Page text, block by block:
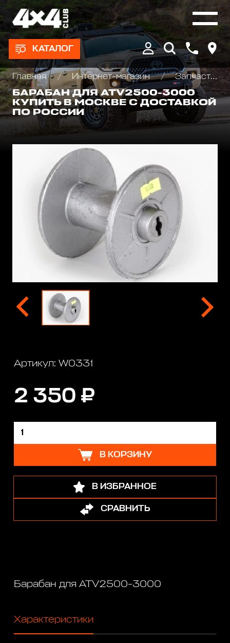
КАТАЛОГ
Главная Интернет-магазин
Запчасти и Аксессуары для лебедок
БАРАБАН ДЛЯ ATV2500-3000
КУПИТЬ В МОСКВЕ С ДОСТАВКОЙ
ПО РОССИИ
Артикул: W0331
2 350 ₽
В КОРЗИНУ
В ИЗБРАННОЕ
СРАВНИТЬ
Барабан для ATV2500-3000
Характеристики